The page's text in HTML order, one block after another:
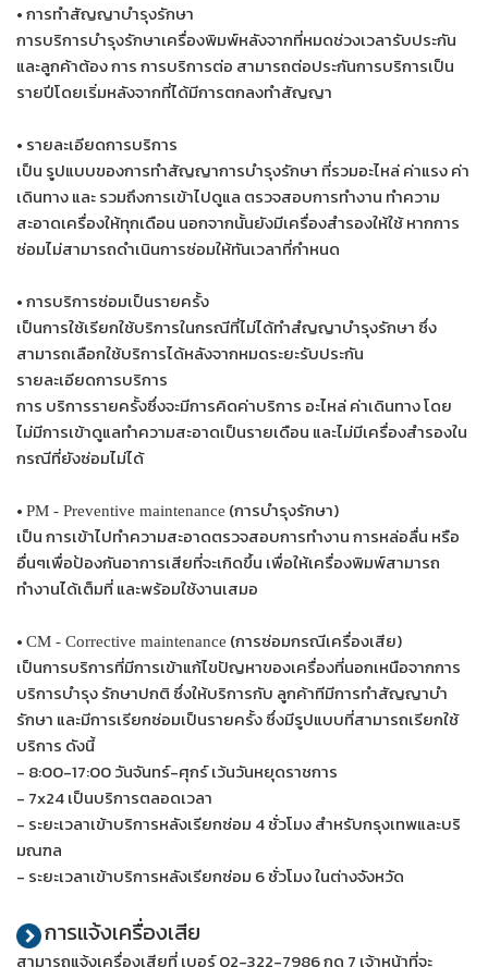
• การทำสัญญาบำรุงรักษา
การบริการบำรุงรักษาเครื่องพิมพ์หลังจากที่หมดช่วงเวลารับประกัน
และลูกค้าต้อง การ การบริการต่อ สามารถต่อประกันการบริการเป็น
รายปีโดยเริ่มหลังจากที่ได้มีการตกลงทำสัญญา
• รายละเอียดการบริการ
เป็น รูปแบบของการทำสัญญาการบำรุงรักษา ที่รวมอะไหล่ ค่าแรง ค่า
เดินทาง และ รวมถึงการเข้าไปดูแล ตรวจสอบการทำงาน ทำความ
สะอาดเครื่องให้ทุกเดือน นอกจากนั้นยังมีเครื่องสำรองให้ใช้ หากการ
ซ่อมไม่สามารถดำเนินการซ่อมให้ทันเวลาที่กำหนด
• การบริการซ่อมเป็นรายครั้ง
เป็นการใช้เรียกใช้บริการในกรณีที่ไม่ได้ทำสํญญาบำรุงรักษา ซึ่ง
สามารถเลือกใช้บริการได้หลังจากหมดระยะรับประกัน
รายละเอียดการบริการ
การ บริการรายครั้งซึ่งจะมีการคิดค่าบริการ อะไหล่ ค่าเดินทาง โดย
ไม่มีการเข้าดูแลทำความสะอาดเป็นรายเดือน และไม่มีเครื่องสำรองใน
กรณีที่ยังซ่อมไม่ได้
• PM - Preventive maintenance (การบำรุงรักษา)
เป็น การเข้าไปทำความสะอาดตรวจสอบการทำงาน การหล่อลื่น หรือ
อื่นๆเพื่อป้องกันอาการเสียที่จะเกิดขึ้น เพื่อให้เครื่องพิมพ์สามารถ
ทำงานได้เต็มที่ และพร้อมใช้งานเสมอ
• CM - Corrective maintenance (การซ่อมกรณีเครื่องเสีย)
เป็นการบริการที่มีการเข้าแก้ไขปัญหาของเครื่องที่นอกเหนือจากการ
บริการบำรุง รักษาปกติ ซึ่งให้บริการกับ ลูกค้าทีมีการทำสัญญาบำ
รักษา และมีการเรียกซ่อมเป็นรายครั้ง ซึ่งมีรูปแบบที่สามารถเรียกใช้
บริการ ดังนี้
- 8:00-17:00 วันจันทร์-ศุกร์ เว้นวันหยุดราชการ
- 7x24 เป็นบริการตลอดเวลา
- ระยะเวลาเข้าบริการหลังเรียกซ่อม 4 ชั่วโมง สำหรับกรุงเทพและบริ
มณฑล
- ระยะเวลาเข้าบริการหลังเรียกซ่อม 6 ชั่วโมง ในต่างจังหวัด
การแจ้งเครื่องเสีย
สามารถแจ้งเครื่องเสียที่ เบอร์ 02-322-7986 กด 7 เจ้าหน้าที่จะ